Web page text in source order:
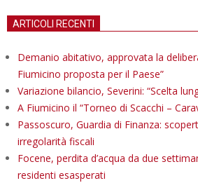
ARTICOLI RECENTI
Demanio abitativo, approvata la
Fiumicino proposta per il Paese”
Variazione bilancio, Severini: “Scelta
A Fiumicino il “Torneo di Scacchi –
Passoscuro, Guardia di Finanza:
irregolarità fiscali
Focene, perdita d’acqua da due
residenti esasperati